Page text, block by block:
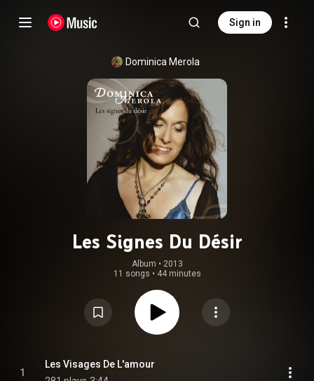
Sign in
Dominica Merola
Les Signes Du Désir
Album • 2013
11 songs • 44 minutes
1
Les Visages De L'amour